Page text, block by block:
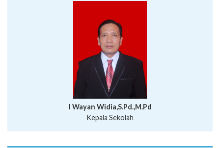
I Wayan Widia,S.Pd.,M.Pd
Kepala Sekolah